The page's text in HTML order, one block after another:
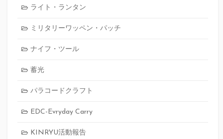
ライト・ランタン
ミリタリーワッペン・パッチ
ナイフ・ツール
蓄光
パラコードクラフト
EDC-Evryday Carry
KINRYU活動報告